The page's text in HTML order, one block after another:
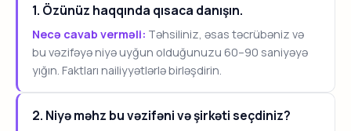
1. Özünüz haqqında qısaca danışın.
Necə cavab verməli: Təhsiliniz, əsas təcrübəniz və
bu vəzifəyə niyə uyğun olduğunuzu 60–90 saniyəyə
yığın. Faktları nailiyyətlərlə birləşdirin.
2. Niyə məhz bu vəzifəni və şirkəti seçdiniz?